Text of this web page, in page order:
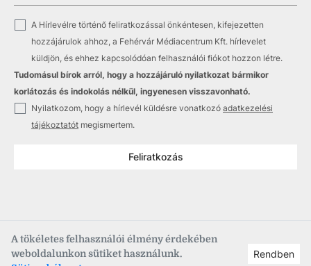
A tökéletes felhasználói élmény érdekében
weboldalunkon sütiket használunk.
Rendben
A Hírlevélre történő feliratkozással önkéntesen, kifejezetten
hozzájárulok ahhoz, a Fehérvár Médiacentrum Kft. hírlevelet
küldjön, és ehhez kapcsolódóan felhasználói fiókot hozzon létre.
Tudomásul bírok arról, hogy a hozzájáruló nyilatkozat bármikor
korlátozás és indokolás nélkül, ingyenesen visszavonható.
Nyilatkozom, hogy a hírlevél küldésre vonatkozó adatkezelési
tájékoztatót megismertem.
Feliratkozás
Copyright © 2021–2026 Fehérvár Médiacentrum, fmc.hu